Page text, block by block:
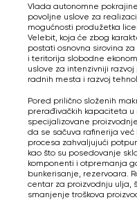
Vlada autonomne
povoljne uslove za
mogućnosti produžetka
Velebit, koja će zbog
postati osnovna sirovina
i teritorija slobodne
uslove za intenzivniji
radnih mesta i razvoj
Pored prilično složenih
prerađivačkih kapaciteta u
specijalizovane
da se sačuva rafinerija
procesa zahvaljujući
kao što su posedovanje
komponenti i otpremanja
bunkerisanje, rezervoara.
centar za proizvodnju ulja,
smanjenje troškova